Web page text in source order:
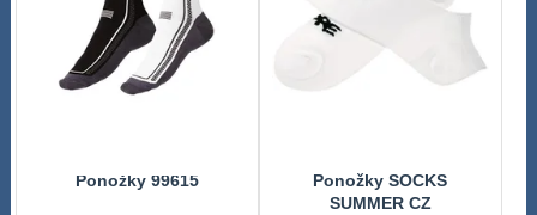
Ponožky 99615
Ponožky SOCKS
SUMMER CZ